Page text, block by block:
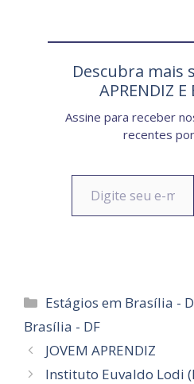
Descubra mais
APRENDIZ E
Assine para receber
recentes
Digite seu e-mail…
Categorias
Estágios em Brasília -
Brasília - DF
JOVEM APRENDIZ
Instituto Euvaldo Lodi